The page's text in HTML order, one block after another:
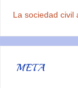
La sociedad civil
META